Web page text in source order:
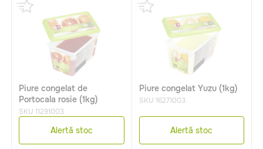
Piure congelat de
Portocala rosie (1kg)
SKU 11291003
Alertă stoc
Piure congelat Yuzu (1kg)
SKU 16271003
Alertă stoc